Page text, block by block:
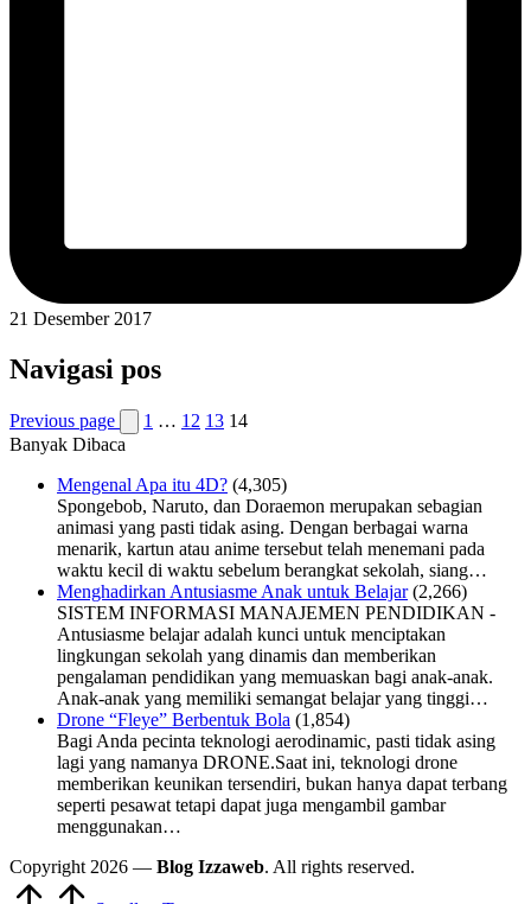
21 Desember 2017
Navigasi pos
Previous page 1 … 12 13 14
Banyak Dibaca
Mengenal Apa itu 4D? (4,305)
Spongebob, Naruto, dan Doraemon merupakan sebagian
animasi yang pasti tidak asing. Dengan berbagai warna
menarik, kartun atau anime tersebut telah menemani pada
waktu kecil di waktu sebelum berangkat sekolah, siang…
Menghadirkan Antusiasme Anak untuk Belajar (2,266)
SISTEM INFORMASI MANAJEMEN PENDIDIKAN -
Antusiasme belajar adalah kunci untuk menciptakan
lingkungan sekolah yang dinamis dan memberikan
pengalaman pendidikan yang memuaskan bagi anak-anak.
Anak-anak yang memiliki semangat belajar yang tinggi…
Drone “Fleye” Berbentuk Bola (1,854)
Bagi Anda pecinta teknologi aerodinamic, pasti tidak asing
lagi yang namanya DRONE.Saat ini, teknologi drone
memberikan keunikan tersendiri, bukan hanya dapat terbang
seperti pesawat tetapi dapat juga mengambil gambar
menggunakan…
Copyright 2026 — Blog Izzaweb. All rights reserved.